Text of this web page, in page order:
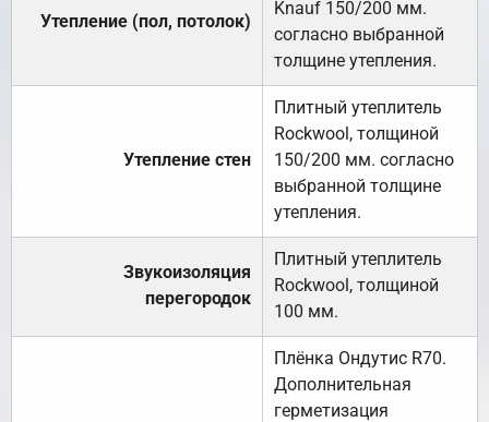
Утепление (пол, потолок)
Knauf 150/200 мм.
согласно выбранной
толщине утепления.
Утепление стен
Плитный утеплитель
Rockwool, толщиной
150/200 мм. согласно
выбранной толщине
утепления.
Звукоизоляция
перегородок
Плитный утеплитель
Rockwool, толщиной
100 мм.
Плёнка Ондутис R70.
Дополнительная
герметизация